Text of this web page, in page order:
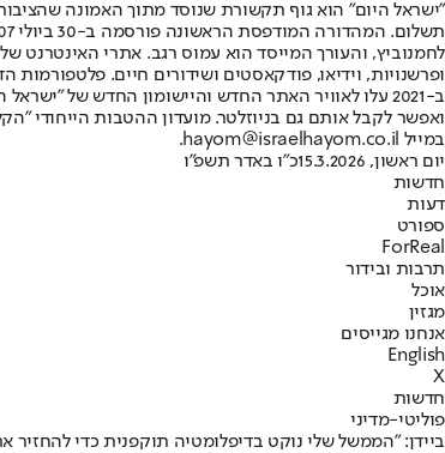
"ישראל היום" הוא גוף תקשורת שנוסד מתוך האמונה שהציבור
ופרשנויות, וידיאו, פודקאסטים ושידורים חיים. פלטפורמות
ב-2021 עלו לאוויר האתר החדש והיישומון החדש של
ואפשר לקבל אותם גם בניוזלטר. מועדון ההטבות הייחודי
במייל hayom@israelhayom.co.il.
יום ראשון, 15.3.2026
כ"ו באדר תשפ"ו
חדשות
דעות
ספורט
ForReal
תרבות ובידור
אוכל
מגזין
אנחנו מגייסים
English
X
חדשות
פוליטי-מדיני
ביידן: "הממשל שלי נוקט בדיפלומטיה תוקפנית כדי